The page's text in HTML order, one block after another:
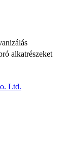
alkatrészeket
Ltd.